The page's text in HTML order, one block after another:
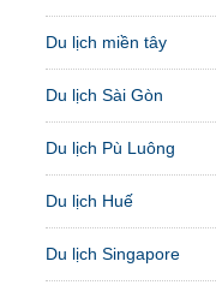
Du lịch miền tây
Du lịch Sài Gòn
Du lịch Pù Luông
Du lịch Huế
Du lịch Singapore